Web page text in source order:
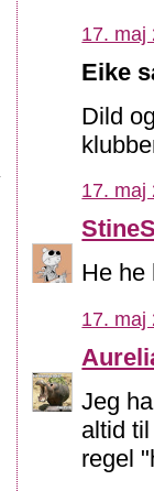
17. maj
Eike
Dild
17. maj
He he
17. maj
Jeg
altid
regel